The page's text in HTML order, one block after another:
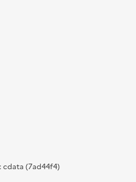
cdata (7ad44f4)